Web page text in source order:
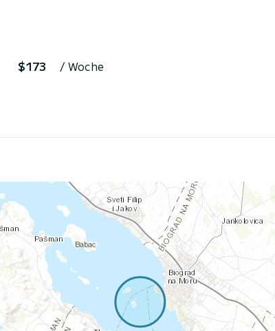
$173 / Woche